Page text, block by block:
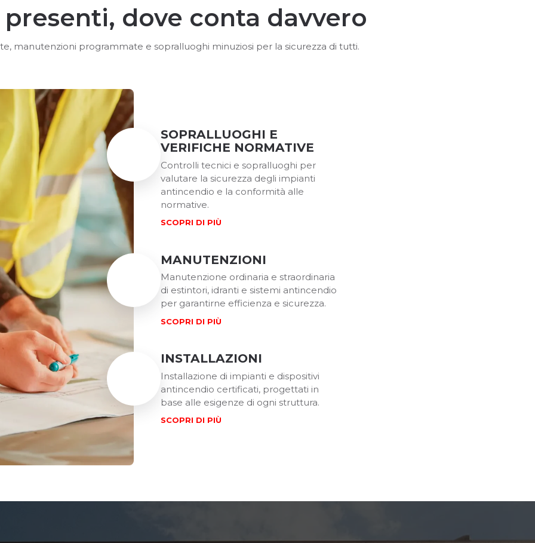
dove conta davvero
manutenzioni programmate e sopralluoghi minuziosi per la sicurezza di tutti.
SOPRALLUOGHI E
VERIFICHE NORMATIVE
Controlli tecnici e sopralluoghi per
valutare la sicurezza degli impianti
antincendio e la conformità alle
normative.
SCOPRI DI PIÙ
MANUTENZIONI
Manutenzione ordinaria e straordinaria
di estintori, idranti e sistemi antincendio
per garantirne efficienza e sicurezza.
SCOPRI DI PIÙ
INSTALLAZIONI
Installazione di impianti e dispositivi
antincendio certificati, progettati in
base alle esigenze di ogni struttura.
SCOPRI DI PIÙ